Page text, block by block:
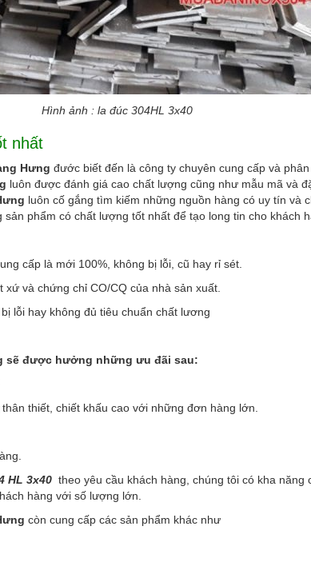
304HL 3x40
nhất
Hưng đước biết đến là công ty chuyên cung cấp và
luôn được đánh giá cao chất lượng cũng như mẫu mã và
luôn cố gắng tìm kiếm những nguồn hàng có uy tín và
phẩm có chất lượng tốt nhất để tạo long tin cho khách
cấp là mới 100%, không bị lỗi, cũ hay rỉ sét.
và chứng chỉ CO/CQ của nhà sản xuất.
lỗi hay không đủ tiêu chuẩn chất lương
sẽ được hưởng những ưu đãi sau:
thiết, chiết khấu cao với những đơn hàng lớn.
HL 3x40 theo yêu cầu khách hàng, chúng tôi có kha
hàng với số lượng lớn.
còn cung cấp các sản phẩm khác như